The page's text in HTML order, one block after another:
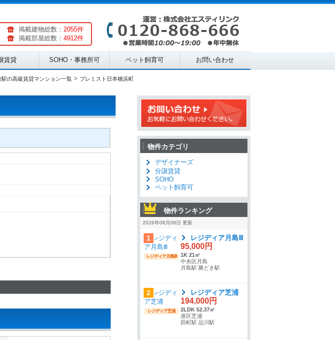
掲載建物総数： 2055件
掲載部屋総数： 4912件
賃貸 SOHO・事務所可 ペット飼育可 お問い合わせ
駅の高級賃貸マンション一覧 > プレミスト日本橋浜町
物件カテゴリ
デザイナーズ
分譲賃貸
SOHO
ペット飼育可
物件ランキング
2026年08月08日 更新
1
レジディア月島Ⅲ
レジディア月島Ⅲ
95,000円
1K 21㎡
中央区月島
月島駅 勝どき駅
2
レジディア芝浦
レジディア芝浦
194,000円
2LDK 52.37㎡
港区芝浦
田町駅 品川駅